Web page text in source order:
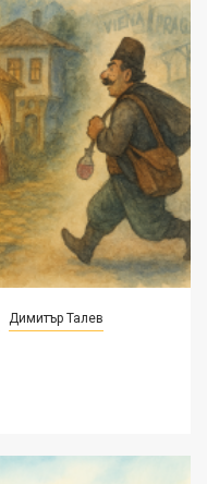
Димитър Талев